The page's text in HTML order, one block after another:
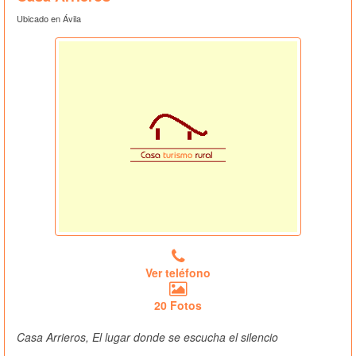
Ubicado en Ávila
Ver teléfono
20 Fotos
Casa Arrieros, El lugar donde se escucha el silencio